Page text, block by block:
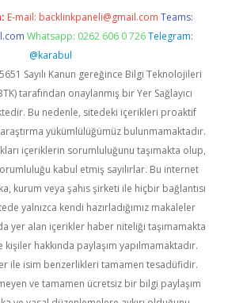
E-mail: backlinkpaneli@gmail.com Teams:
Whatsapp: 0262 606 0 726 Telegram:
@karabul
Sayılı Kanun gereğince Bilgi Teknolojileri
tarafından onaylanmış bir Yer Sağlayıcı
Bu nedenle, sitedeki içerikleri proaktif
yükümlülüğümüz bulunmamaktadır.
içeriklerin sorumluluğunu taşımakta olup,
kabul etmiş sayılırlar. Bu internet
kurum veya şahıs şirketi ile hiçbir bağlantısı
yalnızca kendi hazırladığımız makaleler
yer alan içerikler haber niteliği taşımamakta
hakkında paylaşım yapılmamaktadır.
ile isim benzerlikleri tamamen tesadüfidir.
ve tamamen ücretsiz bir bilgi paylaşım